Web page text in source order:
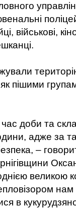
військові,
пішими
доби та
адже за
–
великою
в